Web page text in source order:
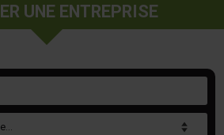
UNE ENTREPRISE